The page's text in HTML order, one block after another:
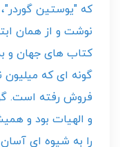
نوشت و از همان
کتاب های جهان و
گونه ای که
فروش رفته است.
و الهیات بود و
را به شیوه ای